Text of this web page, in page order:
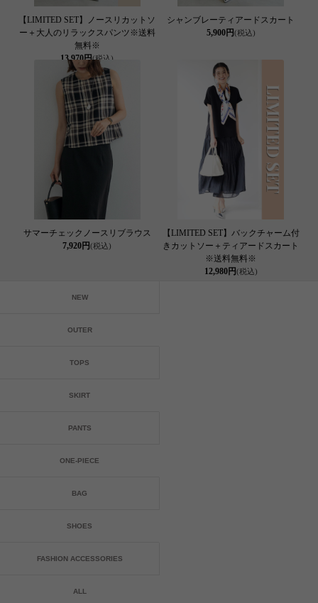
【LIMITED SET】ノースリカットソ
ー＋大人のリラックスパンツ※送料
無料※
13,970円(税込)
シャンブレーティアードスカート
5,900円(税込)
サマーチェックノースリブラウス
7,920円(税込)
【LIMITED SET】バックチャーム付
きカットソー＋ティアードスカート
※送料無料※
12,980円(税込)
NEW
OUTER
TOPS
SKIRT
PANTS
ONE-PIECE
BAG
SHOES
FASHION ACCESSORIES
ALL